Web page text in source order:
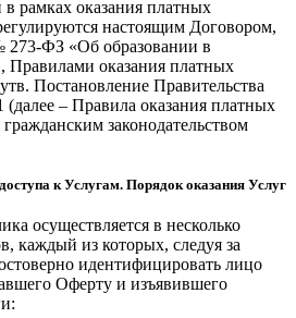
рамках оказания платных
настоящим Договором,
ФЗ «Об образовании в
Правилами оказания платных
Постановление Правительства
– Правила оказания платных
законодательством
к Услугам. Порядок оказания Услуг
осуществляется в несколько
каждый из которых, следуя за
идентифицировать лицо
Оферту и изъявившего